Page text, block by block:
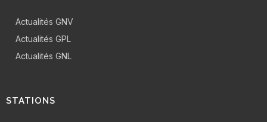
Actualités GNV
Actualités GPL
Actualités GNL
STATIONS